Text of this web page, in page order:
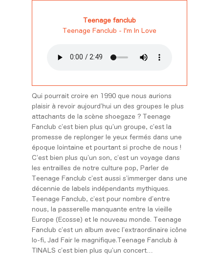
Teenage fanclub
Teenage Fanclub - I'm In Love
Qui pourrait croire en 1990 que nous aurions
plaisir à revoir aujourd’hui un des groupes le plus
attachants de la scène shoegaze ? Teenage
Fanclub c’est bien plus qu’un groupe, c’est la
promesse de replonger le yeux fermés dans une
époque lointaine et pourtant si proche de nous !
C’est bien plus qu’un son, c’est un voyage dans
les entrailles de notre culture pop, Parler de
Teenage Fanclub c’est aussi s’immerger dans une
décennie de labels indépendants mythiques.
Teenage Fanclub, c’est pour nombre d’entre
nous, la passerelle manquante entre la vieille
Europe (Ecosse) et le nouveau monde. Teenage
Fanclub c’est un album avec l’extraordinaire icône
lo-fi, Jad Fair le magnifique.Teenage Fanclub à
TINALS c’est bien plus qu’un concert…